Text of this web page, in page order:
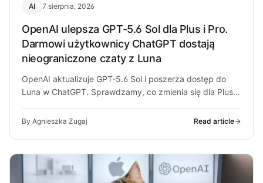
AI 7 sierpnia, 2026
OpenAI ulepsza GPT-5.6 Sol dla Plus i Pro.
Darmowi użytkownicy ChatGPT dostają
nieograniczone czaty z Luna
OpenAI aktualizuje GPT-5.6 Sol i poszerza dostęp do
Luna w ChatGPT. Sprawdzamy, co zmienia się dla Plus,
By Agnieszka Zugaj Read article